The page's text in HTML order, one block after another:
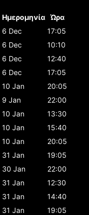
Ημερομηνία Ώρα
6 Dec
17:05
6 Dec
10:10
6 Dec
12:40
6 Dec
17:05
10 Jan
20:05
9 Jan
22:00
10 Jan
13:30
10 Jan
15:40
10 Jan
20:05
31 Jan
19:05
30 Jan
22:00
31 Jan
12:30
31 Jan
14:40
31 Jan
19:05